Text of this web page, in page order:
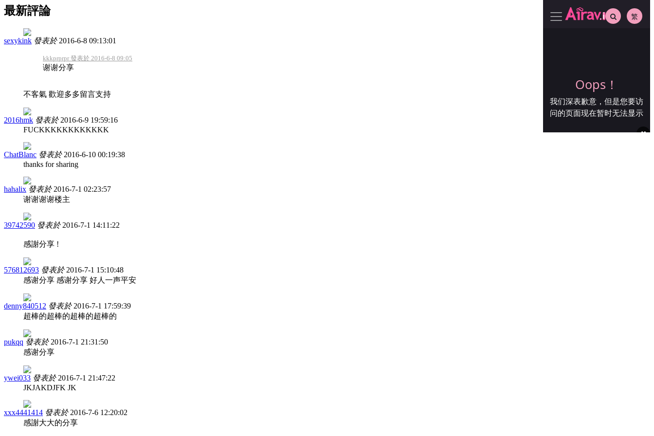
最新評論
sexykink 發表於 2016-6-8 09:13:01
kkkprprpr 發表於 2016-6-8 09:05
谢谢分享
不客氣 歡迎多多留言支持
2016hmk 發表於 2016-6-9 19:59:16
FUCKKKKKKKKKKKK
ChatBlanc 發表於 2016-6-10 00:19:38
thanks for sharing
hahalix 發表於 2016-7-1 02:23:57
谢谢谢谢楼主
39742590 發表於 2016-7-1 14:11:22
感謝分享 !
576812693 發表於 2016-7-1 15:10:48
感谢分享 感谢分享 好人一声平安
denny840512 發表於 2016-7-1 17:59:39
超棒的超棒的超棒的超棒的
pukqq 發表於 2016-7-1 21:31:50
感谢分享
ywei033 發表於 2016-7-1 21:47:22
JKJAKDJFK JK
xxx4441414 發表於 2016-7-6 12:20:02
感謝大大的分享